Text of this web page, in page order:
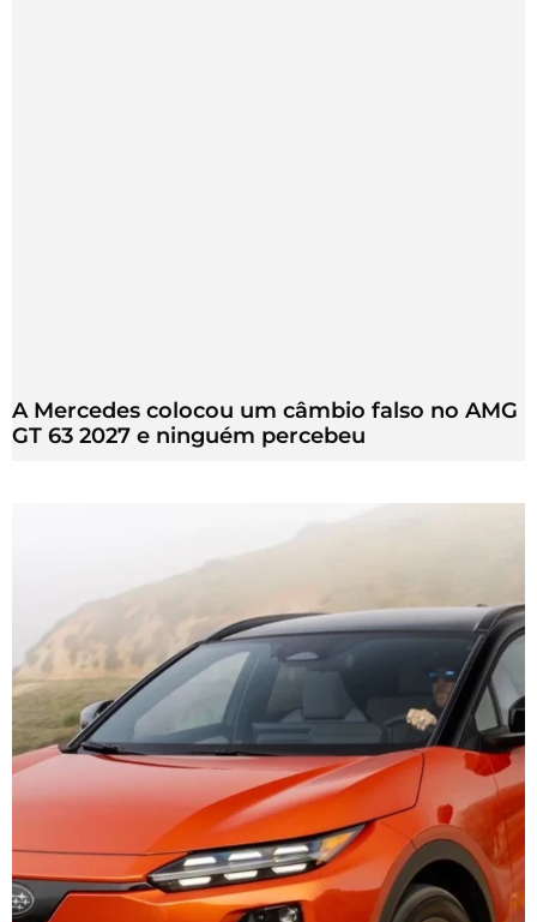
A Mercedes colocou um câmbio falso no AMG
GT 63 2027 e ninguém percebeu